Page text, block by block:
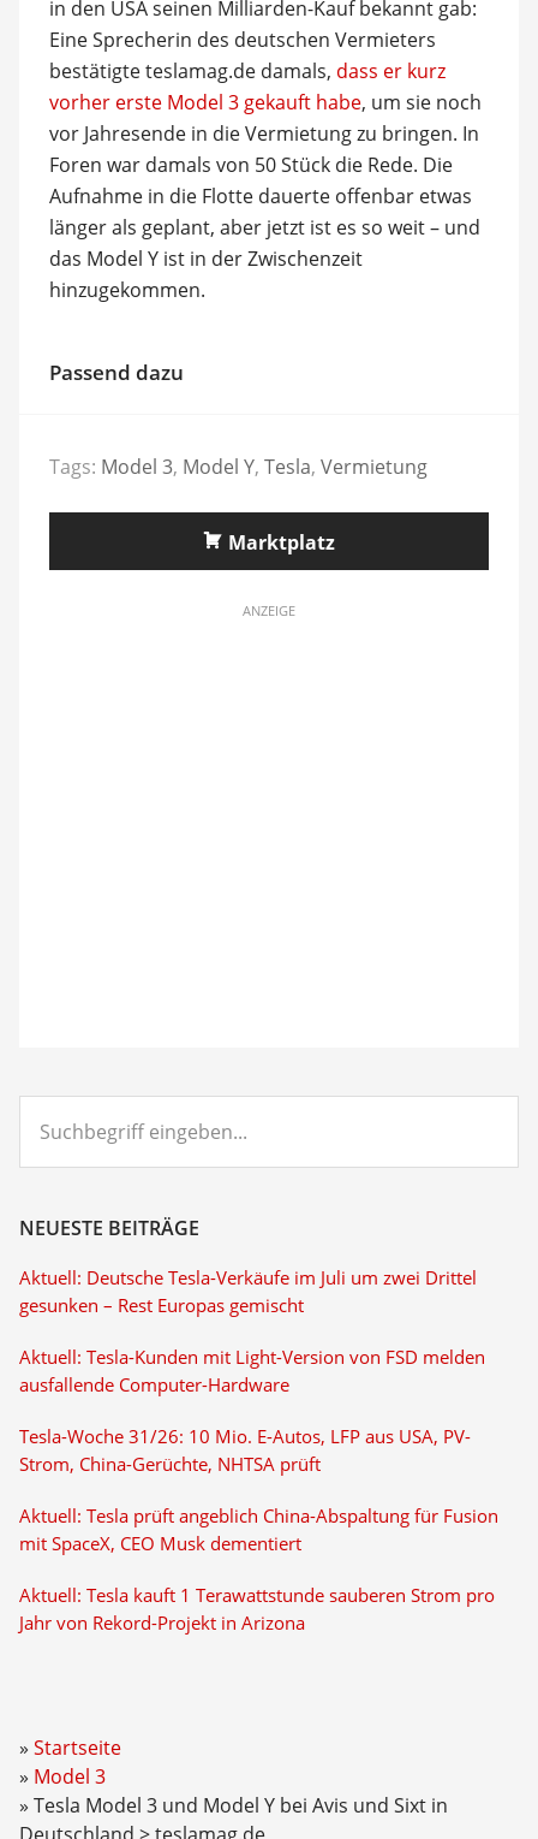
in den USA seinen Milliarden-Kauf bekannt gab:
Eine Sprecherin des deutschen Vermieters
bestätigte teslamag.de damals, dass er kurz
vorher erste Model 3 gekauft habe, um sie noch
vor Jahresende in die Vermietung zu bringen. In
Foren war damals von 50 Stück die Rede. Die
Aufnahme in die Flotte dauerte offenbar etwas
länger als geplant, aber jetzt ist es so weit – und
das Model Y ist in der Zwischenzeit
hinzugekommen.
Passend dazu
Tags: Model 3, Model Y, Tesla, Vermietung
Marktplatz
ANZEIGE
eingeben...
NEUESTE BEITRÄGE
Aktuell: Deutsche Tesla-Verkäufe im Juli um zwei Drittel
gesunken – Rest Europas gemischt
Aktuell: Tesla-Kunden mit Light-Version von FSD melden
ausfallende Computer-Hardware
Tesla-Woche 31/26: 10 Mio. E-Autos, LFP aus USA, PV-
Strom, China-Gerüchte, NHTSA prüft
Aktuell: Tesla prüft angeblich China-Abspaltung für Fusion
mit SpaceX, CEO Musk dementiert
Aktuell: Tesla kauft 1 Terawattstunde sauberen Strom pro
Jahr von Rekord-Projekt in Arizona
Startseite
Model 3
Tesla Model 3 und Model Y bei Avis und Sixt in